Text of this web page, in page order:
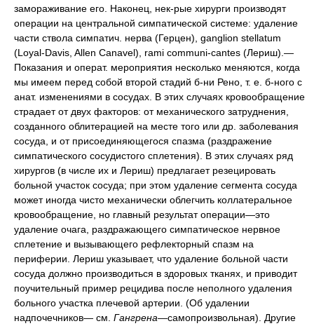
замораживание его. Наконец, нек-рые хирурги производят
операции на центральной симпатической системе: удаление
части ствола симпатич. нерва (Герцен), ganglion stellatum
(Loyal-Davis, Allen Canavel), rami communi-cantes (Лериш).—
Показания и операт. мероприятия несколько меняются, когда
мы имеем перед собой второй стадий б-ни Рено, т. е. б-ного с
анат. изменениями в сосудах. В этих случаях кровообращение
страдает от двух факторов: от механического затруднения,
созданного облитерацией на месте того или др. заболевания
сосуда, и от присоединяющегося спазма (раздражение
симпатического сосудистого сплетения). В этих случаях ряд
хирургов (в числе их и Лериш) предлагает резецировать
больной участок сосуда; при этом удаление сегмента сосуда
может иногда чисто механически облегчить коллатеральное
кровообращение, но главный результат операции—это
удаление очага, раздражающего симпатическое нервное
сплетение и вызывающего рефлекторный спазм на
периферии. Лериш указывает, что удаление больной части
сосуда должно производиться в здоровых тканях, и приводит
поучительный пример рецидива после неполного удаления
больного участка плечевой артерии. (Об удалении
надпочечников— см. Гангрена—самопроизвольная). Другие